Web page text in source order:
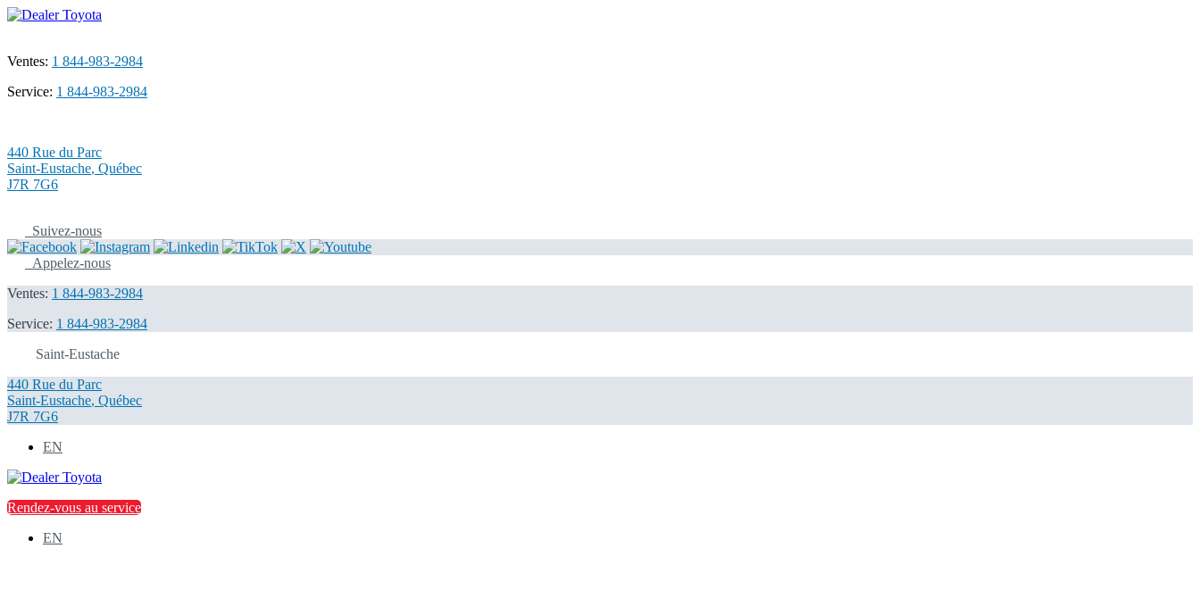
Ventes: 1 844-983-2984
Service: 1 844-983-2984
440 Rue du Parc
Saint-Eustache, Québec
J7R 7G6
Suivez-nous
Appelez-nous
Ventes: 1 844-983-2984
Service: 1 844-983-2984
Saint-Eustache
440 Rue du Parc
Saint-Eustache, Québec
J7R 7G6
EN
Rendez-vous au service
EN